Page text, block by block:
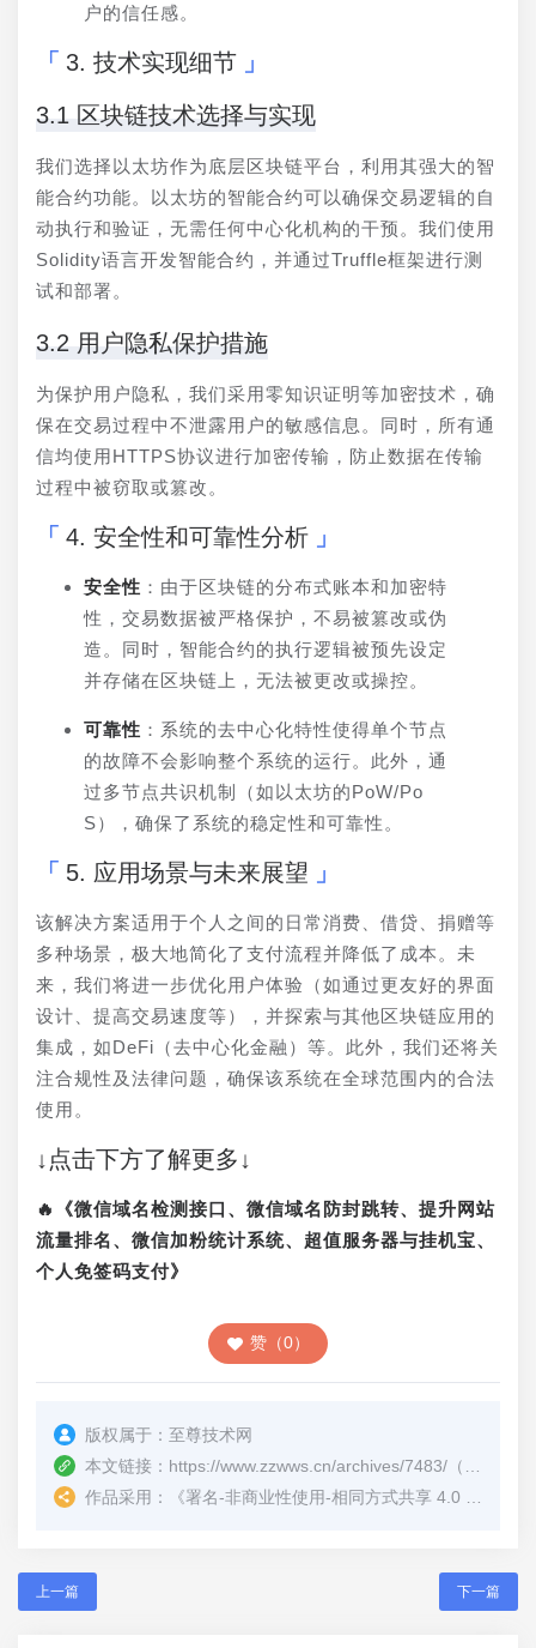
户的信任感。
3. 技术实现细节
3.1 区块链技术选择与实现
我们选择以太坊作为底层区块链平台，利用其强大的智
能合约功能。以太坊的智能合约可以确保交易逻辑的自
动执行和验证，无需任何中心化机构的干预。我们使用
Solidity语言开发智能合约，并通过Truffle框架进行测
试和部署。
3.2 用户隐私保护措施
为保护用户隐私，我们采用零知识证明等加密技术，确
保在交易过程中不泄露用户的敏感信息。同时，所有通
信均使用HTTPS协议进行加密传输，防止数据在传输
过程中被窃取或篡改。
4. 安全性和可靠性分析
安全性 ：由于区块链的分布式账本和加密特
性，交易数据被严格保护，不易被篡改或伪
造。同时，智能合约的执行逻辑被预先设定
并存储在区块链上，无法被更改或操控。
可靠性 ：系统的去中心化特性使得单个节点
的故障不会影响整个系统的运行。此外，通
过多节点共识机制（如以太坊的PoW/Po
S），确保了系统的稳定性和可靠性。
5. 应用场景与未来展望
该解决方案适用于个人之间的日常消费、借贷、捐赠等
多种场景，极大地简化了支付流程并降低了成本。未
来，我们将进一步优化用户体验（如通过更友好的界面
设计、提高交易速度等），并探索与其他区块链应用的
集成，如DeFi（去中心化金融）等。此外，我们还将关
注合规性及法律问题，确保该系统在全球范围内的合法
使用。
↓点击下方了解更多↓
🔥《微信域名检测接口、微信域名防封跳转、提升网站
流量排名、微信加粉统计系统、超值服务器与挂机宝、
个人免签码支付》
赞（0）
版权属于： 至尊技术网
本文链接： https://www.zzwws.cn/archives/7483/ （转载时请注明本文出处及文章链接）
作品采用：
《署名-非商业性使用-相同方式共享 4.0 国际 (CC BY-NC-SA 4.0)
上一篇 下一篇